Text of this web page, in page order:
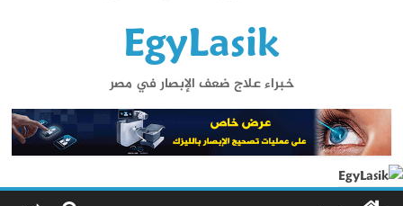
EgyLasik
خبراء علاج ضعف الإبصار في مصر